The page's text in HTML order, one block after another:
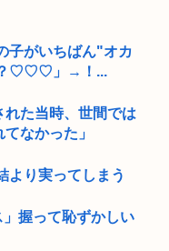
子がいちばん"オカ
？♡♡♡」→！...
た当時、世間では
なかった」
より実ってしまう
」握って恥ずかしい